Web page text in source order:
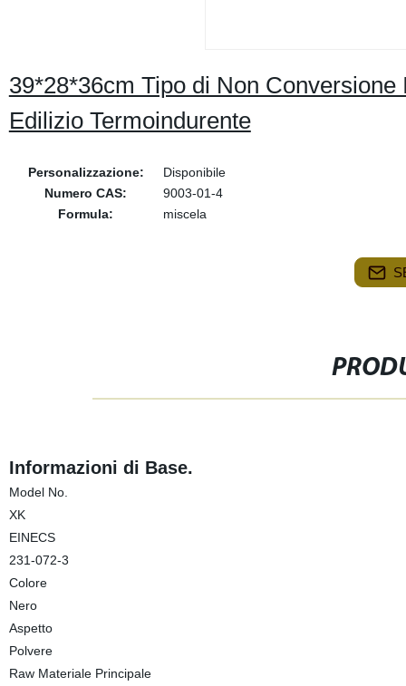
39*28*36cm Tipo di Non
Edilizio Termoindurente
Personalizzazione:
Disponibile
Numero CAS:
9003-01-4
Formula:
miscela
Informazioni di Base.
Model No.
XK
EINECS
231-072-3
Colore
Nero
Aspetto
Polvere
Raw Materiale Principale